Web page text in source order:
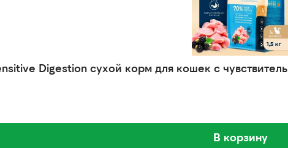
Digestion сухой корм для кошек с
В корзину